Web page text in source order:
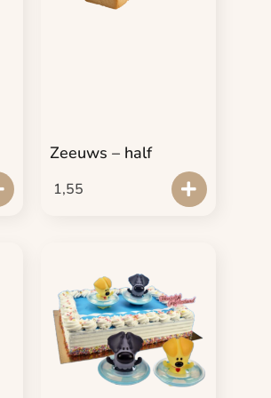
Zeeuws – half
1,55